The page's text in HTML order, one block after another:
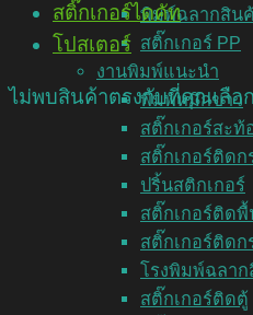
พิมพ์ฉลากสิน
สติ๊กเกอร์ PP
งานพิมพ์แนะนำ
พิมพ์หมึกขาว
สติ๊กเกอร์สะท้
สติ๊กเกอร์ติดก
ปริ้นสติกเกอร์
สติ๊กเกอร์ติดพื้
สติ๊กเกอร์ติด
โรงพิมพ์ฉลาก
สติ๊กเกอร์ติดตู้
สติ๊กเกอร์ไดคัท
โปสเตอร์
ไม่พบสินค้าตรงกับที่คุณเลือก